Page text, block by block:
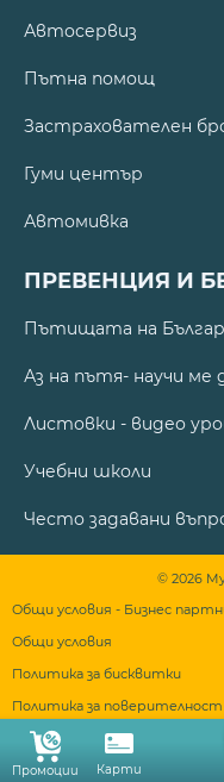
Промоции Карти
Автосервиз
Пътна помощ
Застрахователен
Гуми център
Автомивка
ПРЕВЕНЦИЯ И
Пътищата на
Аз на пътя- научи
Листовки - видео
Учебни школи
Често задавани
© 2026
Общи условия - Бизнес
Общи условия
Политика за бисквитки
Политика за поверителност